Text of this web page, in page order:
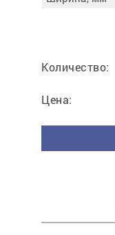
Количество:
Цена: